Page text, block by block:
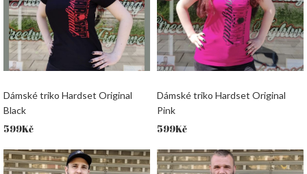
Dámské triko Hardset Original
Black
599Kč
Dámské triko Hardset Original
Pink
599Kč